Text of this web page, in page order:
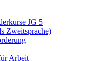
JG 5
Zweitsprache)
Arbeit